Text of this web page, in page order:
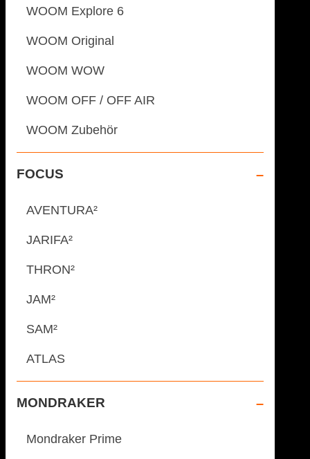
WOOM Explore 6
WOOM Original
WOOM WOW
WOOM OFF / OFF AIR
WOOM Zubehör
FOCUS
AVENTURA²
JARIFA²
THRON²
JAM²
SAM²
ATLAS
MONDRAKER
Mondraker Prime